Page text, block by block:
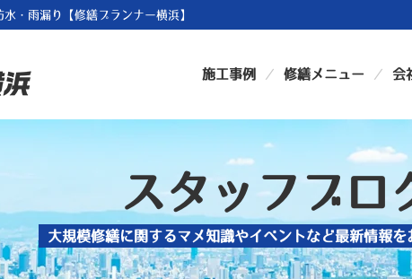
・雨漏り【修繕プランナー横浜】
施工事例 修繕メニュー 会
スタッフブロ
大規模修繕に関するマメ知識やイベントなど最新情報を